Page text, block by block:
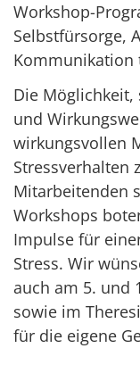
Workshop-
Selbstfürsorge,
Kommunikation
Die Möglichkeit,
und
wirkungsvollen
Stressverhalten
Mitarbeitenden
Workshops
Impulse für
Stress. Wir
auch am 5. und
sowie im
für die eigene